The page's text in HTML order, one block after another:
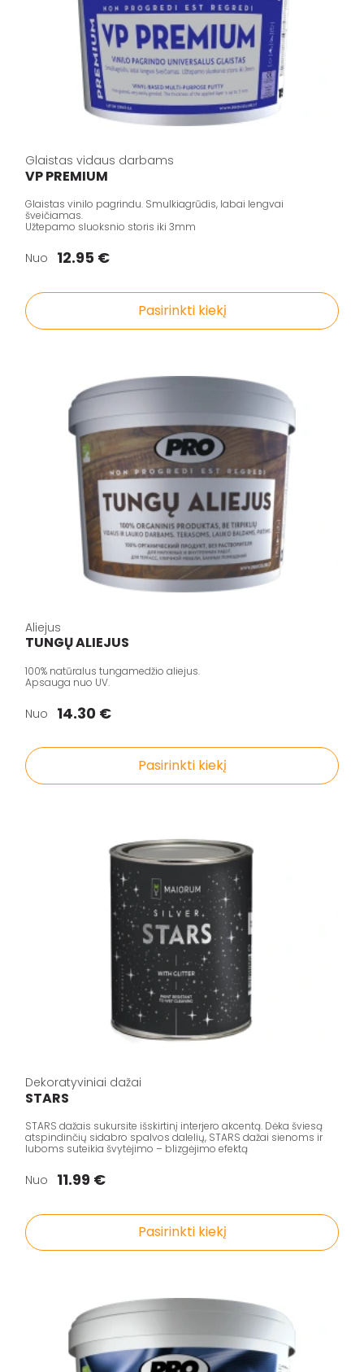
Glaistas vidaus darbams
VP PREMIUM
Glaistas vinilo pagrindu. Smulkiagrūdis, labai lengvai
šveičiamas.
Užtepamo sluoksnio storis iki 3mm
Nuo 12.95 €
Pasirinkti kiekį
Aliejus
TUNGŲ ALIEJUS
100% natūralus tungamedžio aliejus.
Apsauga nuo UV.
Nuo 14.30 €
Pasirinkti kiekį
Dekoratyviniai dažai
STARS
STARS dažais sukursite išskirtinį interjero akcentą. Dėka šviesą
atspindinčių sidabro spalvos dalelių, STARS dažai sienoms ir
luboms suteikia švytėjimo – blizgėjimo efektą
Nuo 11.99 €
Pasirinkti kiekį